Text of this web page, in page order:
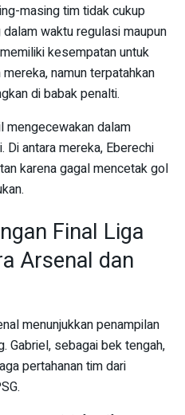
masing tim tidak cukup
waktu regulasi maupun
kesempatan untuk
namun terpatahkan
di babak penalti.
mengecewakan dalam
Di antara mereka, Eberechi
karena gagal mencetak gol
Final Liga
Arsenal dan
menunjukkan penampilan
Gabriel, sebagai bek tengah,
pertahanan tim dari